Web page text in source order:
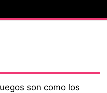
son como los